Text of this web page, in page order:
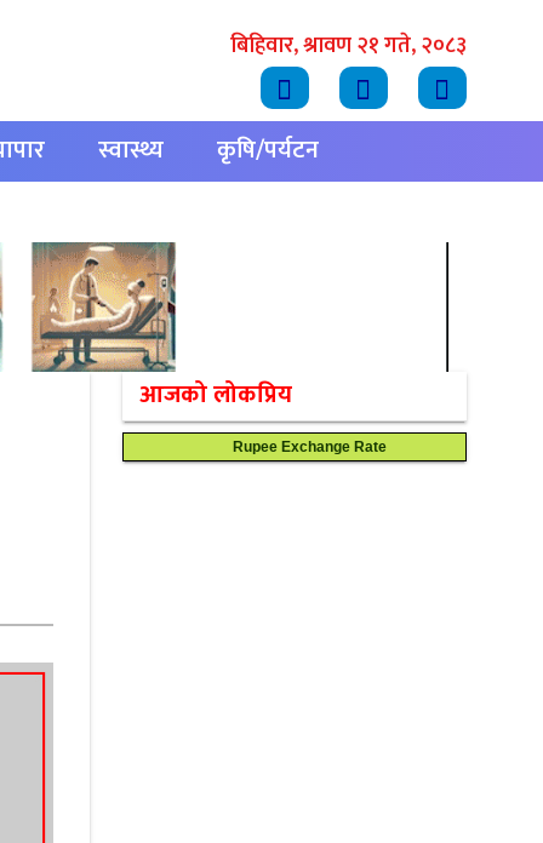
बिहिवार, श्रावण २१ गते, २०८३
स्वास्थ्य कृषि/पर्यटन
आजको लोकप्रिय
Rupee Exchange Rate